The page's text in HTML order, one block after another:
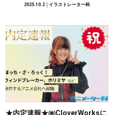
2025.10.2 │イラストレーター科
★内定速報★㈱CloverWorksに